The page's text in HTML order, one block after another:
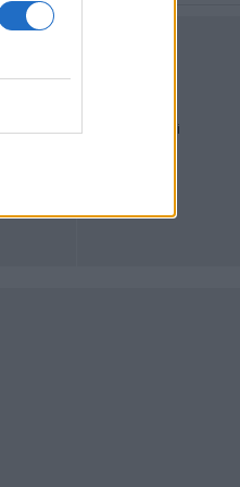
Articoli più letti